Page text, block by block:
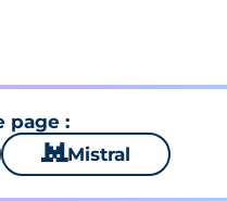
page :
🐱 Mistral